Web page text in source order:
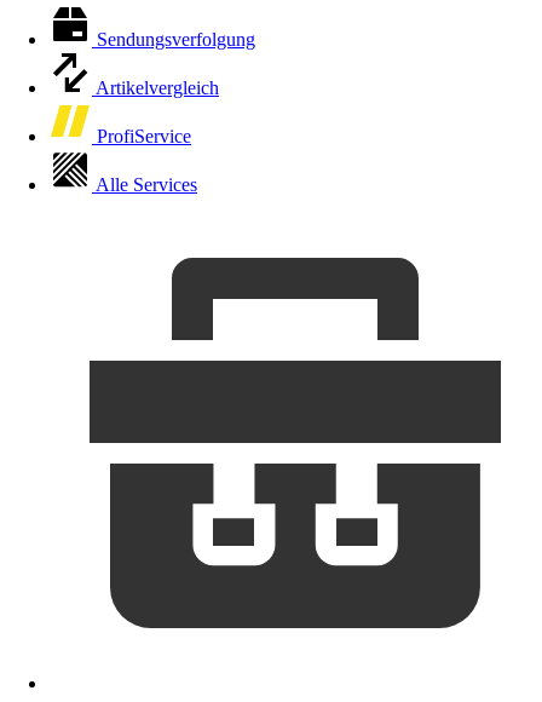
Sendungsverfolgung
Artikelvergleich
ProfiService
Alle Services